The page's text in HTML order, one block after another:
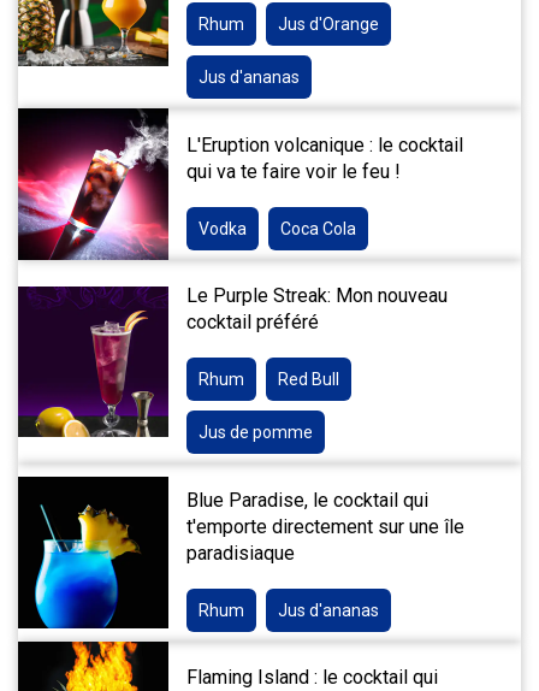
Rhum Jus d'Orange
Jus d'ananas
L'Eruption volcanique : le cocktail
qui va te faire voir le feu !
Vodka Coca Cola
Le Purple Streak: Mon nouveau
cocktail préféré
Rhum Red Bull
Jus de pomme
Blue Paradise, le cocktail qui
t'emporte directement sur une île
paradisiaque
Rhum Jus d'ananas
Flaming Island : le cocktail qui